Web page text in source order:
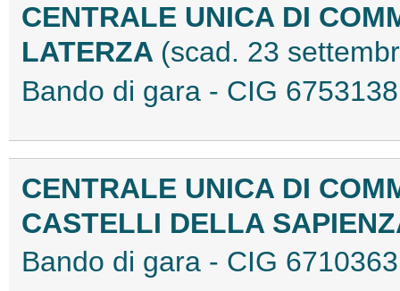
CENTRALE UNICA DI
LATERZA (scad. 23
Bando di gara - CIG
CENTRALE UNICA DI
CASTELLI DELLA
Bando di gara - CIG